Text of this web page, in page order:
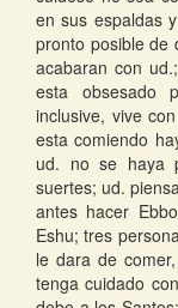
en sus espaldas
pronto posible de
acabaran con
esta obsesado
inclusive, vive
esta comiendo
ud. no se haya
suertes; ud.
antes hacer
Eshu; tres
le dara de
tenga cuidado